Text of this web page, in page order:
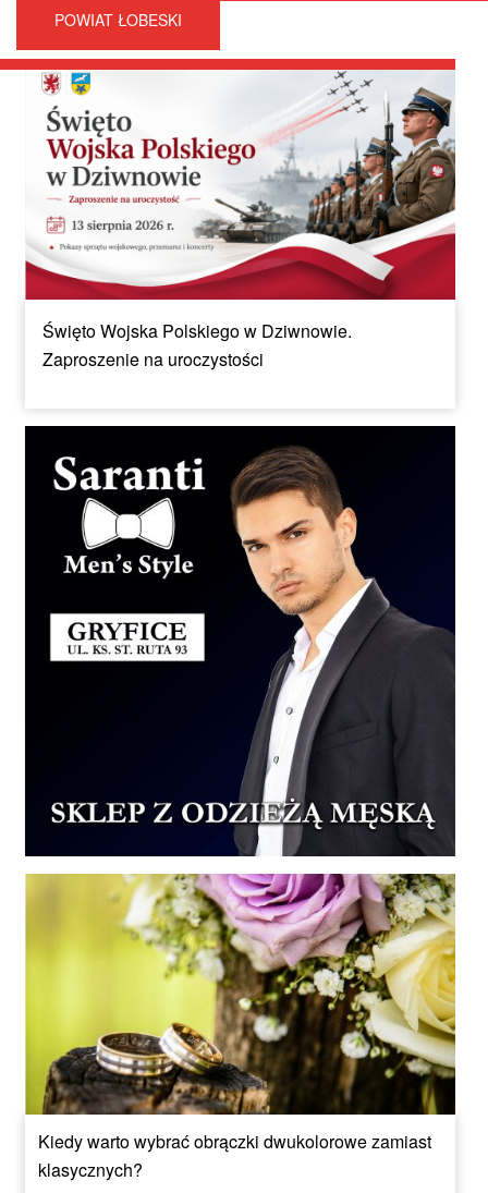
POWIAT ŁOBESKI
Święto Wojska Polskiego w Dziwnowie.
Zaproszenie na uroczystości
Kiedy warto wybrać obrączki dwukolorowe zamiast
klasycznych?